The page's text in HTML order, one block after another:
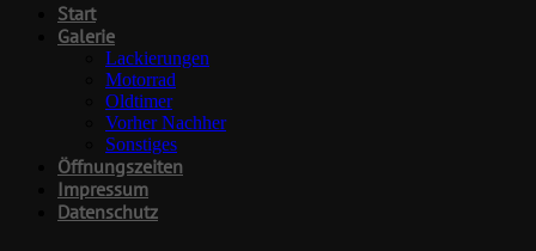
Start
Galerie
Lackierungen
Motorrad
Oldtimer
Vorher Nachher
Sonstiges
Öffnungszeiten
Impressum
Datenschutz